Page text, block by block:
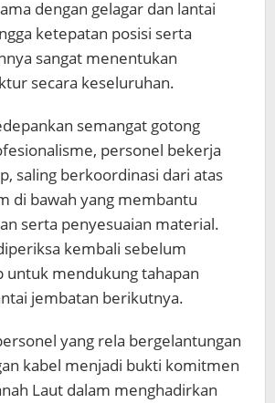
dengan gelagar dan lantai
ketepatan posisi serta
sangat menentukan
secara keseluruhan.
semangat gotong
personel bekerja
saling berkoordinasi dari atas
di bawah yang membantu
serta penyesuaian material.
kembali sebelum
untuk mendukung tahapan
jembatan berikutnya.
yang rela bergelantungan
kabel menjadi bukti komitmen
Laut dalam menghadirkan